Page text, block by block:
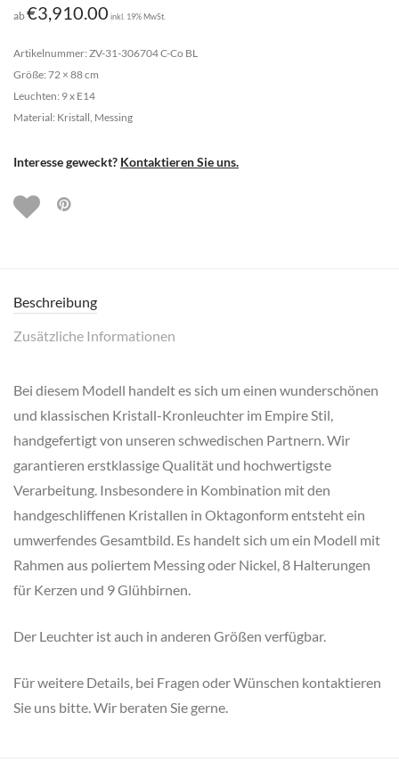
ab€3,910.00 inkl. 19% MwSt.
Artikelnummer: ZV-31-306704 C-Co BL
Größe: 72 × 88 cm
Leuchten: 9 x E14
Material: Kristall, Messing
Interesse geweckt? Kontaktieren Sie uns.
Beschreibung
Zusätzliche Informationen
Bei diesem Modell handelt es sich um einen wunderschönen
und klassischen Kristall-Kronleuchter im Empire Stil,
handgefertigt von unseren schwedischen Partnern. Wir
garantieren erstklassige Qualität und hochwertigste
Verarbeitung. Insbesondere in Kombination mit den
handgeschliffenen Kristallen in Oktagonform entsteht ein
umwerfendes Gesamtbild. Es handelt sich um ein Modell mit
Rahmen aus poliertem Messing oder Nickel, 8 Halterungen
für Kerzen und 9 Glühbirnen.
Der Leuchter ist auch in anderen Größen verfügbar.
Für weitere Details, bei Fragen oder Wünschen kontaktieren
Sie uns bitte. Wir beraten Sie gerne.